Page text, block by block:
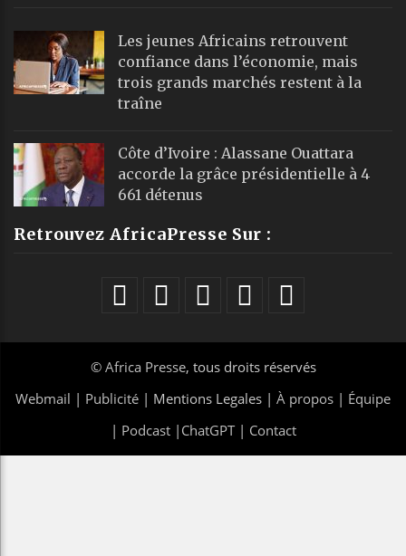
Les jeunes Africains retrouvent
confiance dans l’économie, mais
trois grands marchés restent à la
traîne
Côte d’Ivoire : Alassane Ouattara
accorde la grâce présidentielle à 4
661 détenus
Retrouvez AfricaPresse Sur :
© Africa Presse, tous droits réservés
Webmail | Publicité | Mentions Legales | À propos | Équipe
| Podcast| ChatGPT| Contact